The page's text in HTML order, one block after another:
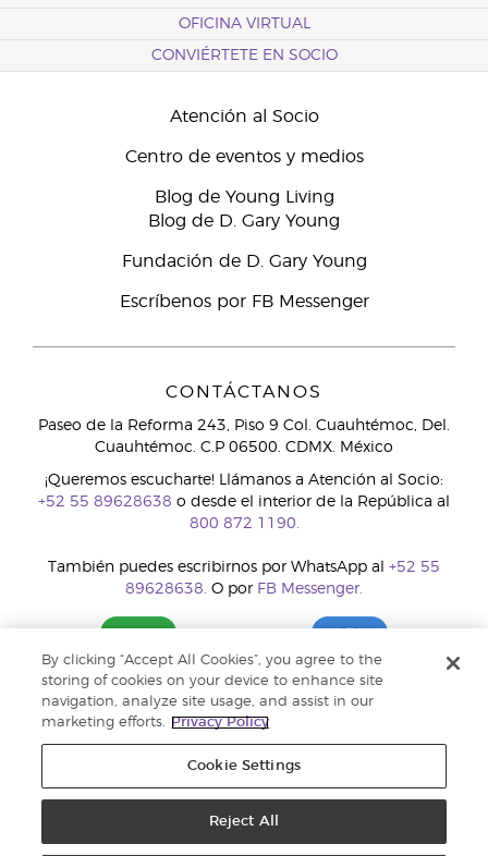
OFICINA VIRTUAL
CONVIÉRTETE EN SOCIO
Atención al Socio
Centro de eventos y medios
Blog de Young Living
Blog de D. Gary Young
Fundación de D. Gary Young
Escríbenos por FB Messenger
CONTÁCTANOS
Paseo de la Reforma 243, Piso 9 Col. Cuauhtémoc, Del.
Cuauhtémoc. C.P 06500. CDMX. México
¡Queremos escucharte! Llámanos a Atención al Socio:
+52 55 89628638 o desde el interior de la República al
800 872 1190.
También puedes escribirnos por WhatsApp al +52 55
89628638. O por FB Messenger.
By clicking “Accept All Cookies”, you agree to the
storing of cookies on your device to enhance site
navigation, analyze site usage, and assist in our
marketing efforts.
Privacy Policy
Cookie Settings
Reject All